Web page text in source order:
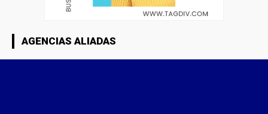
AGENCIAS ALIADAS